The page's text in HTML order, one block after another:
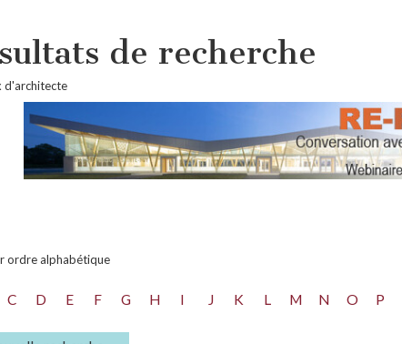
de recherche
d'architecte
ordre alphabétique
C D E F G H I J K L M N O P